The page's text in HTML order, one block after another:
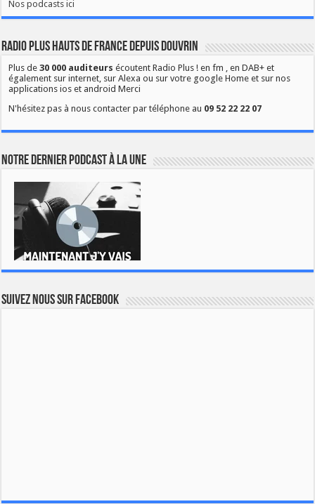
Nos podcasts ici
Radio Plus Hauts de France depuis Douvrin
Plus de30 000 auditeurs écoutent Radio Plus ! en fm , en DAB+ et
également sur internet, sur Alexa ou sur votre google Home et sur nos
applications ios et android Merci
N'hésitez pas à nous contacter par téléphone au 09 52 22 22 07
Notre dernier podcast à la une
Suivez nous sur Facebook